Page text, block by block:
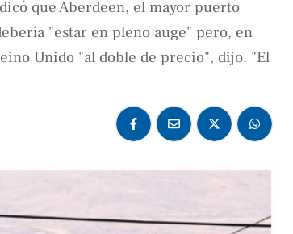
que Aberdeen, el mayor puerto
"estar en pleno auge" pero, en
Unido "al doble de precio", dijo. "El